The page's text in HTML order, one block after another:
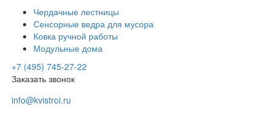
Чердачные лестницы
Сенсорные ведра для мусора
Ковка ручной работы
Модульные дома
+7 (495) 745-27-22
Заказать звонок
info@kvistroi.ru